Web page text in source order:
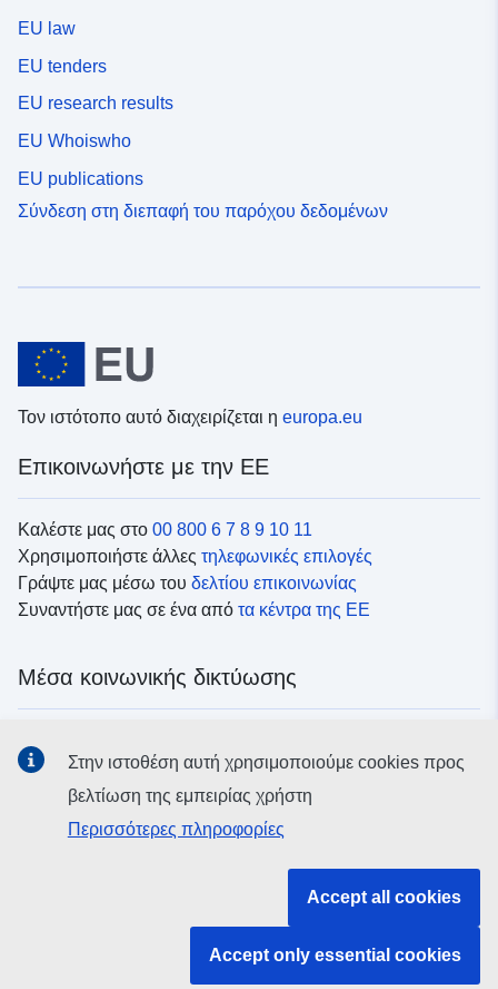
EU law
EU tenders
EU research results
EU Whoiswho
EU publications
Σύνδεση στη διεπαφή του παρόχου δεδομένων
Τον ιστότοπο αυτό διαχειρίζεται η europa.eu
Επικοινωνήστε με την ΕΕ
Καλέστε μας στο 00 800 6 7 8 9 10 11
Χρησιμοποιήστε άλλες τηλεφωνικές επιλογές
Γράψτε μας μέσω του δελτίου επικοινωνίας
Συναντήστε μας σε ένα από τα κέντρα της ΕΕ
Μέσα κοινωνικής δικτύωσης
δικτύωσηςΣτην ιστοθέση αυτή χρησιμοποιούμε cookies προς
βελτίωση της εμπειρίας χρήστη
Περισσότερες πληροφορίες
Accept all cookies
Accept only essential cookies